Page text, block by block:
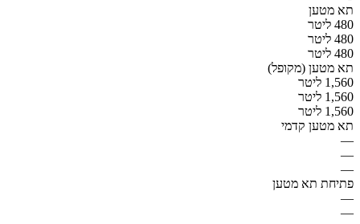
תא מטען
480 ליטר
480 ליטר
480 ליטר
תא מטען (מקופל)
1,560 ליטר
1,560 ליטר
1,560 ליטר
תא מטען קדמי
—
—
—
פתיחת תא מטען
—
—